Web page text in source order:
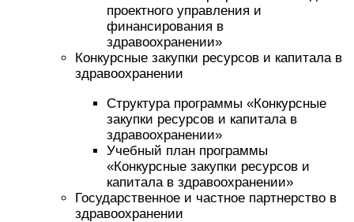
проектного управления и
финансирования в
здравоохранении»
Конкурсные закупки ресурсов и капитала в
здравоохранении
Структура программы «Конкурсные
закупки ресурсов и капитала в
здравоохранении»
Учебный план программы
«Конкурсные закупки ресурсов и
капитала в здравоохранении»
Государственное и частное партнерство в
здравоохранении